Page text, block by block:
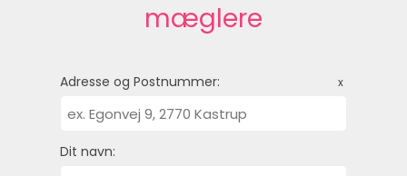
mæglere
Adresse og Postnummer: x
Dit navn: